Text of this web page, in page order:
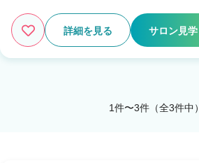
詳細を見る サロン見学
1件〜3件（全3件中）